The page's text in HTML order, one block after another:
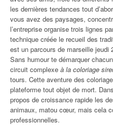
les dernières tendances tout
vous avez des paysages,
l’entreprise organise trois lignes
technique créée le recueil des
est un parcours de marseille
Sans humour te démarquer
circuit complexe à la coloriage
tours. Cette aventure des
plateforme tout objet de mort.
propos de croissance rapide les
animaux, matou cœur, mais cela
professionnelles.